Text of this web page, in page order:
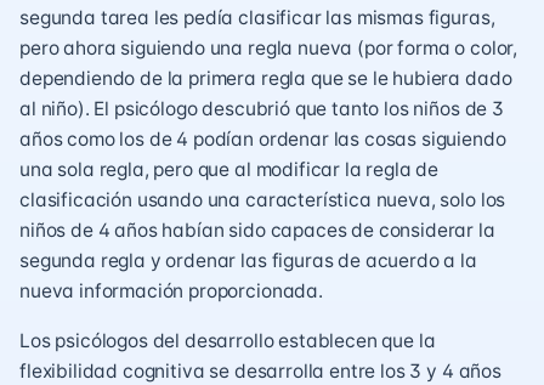
segunda tarea les pedía clasificar las mismas figuras,
pero ahora siguiendo una regla nueva (por forma o color,
dependiendo de la primera regla que se le hubiera dado
al niño). El psicólogo descubrió que tanto los niños de 3
años como los de 4 podían ordenar las cosas siguiendo
una sola regla, pero que al modificar la regla de
clasificación usando una característica nueva, solo los
niños de 4 años habían sido capaces de considerar la
segunda regla y ordenar las figuras de acuerdo a la
nueva información proporcionada.
Los psicólogos del desarrollo establecen que la
flexibilidad cognitiva se desarrolla entre los 3 y 4 años